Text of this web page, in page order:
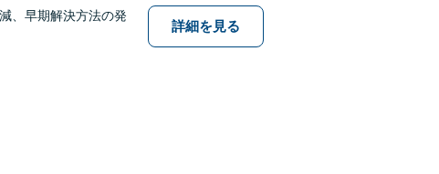
、早期解決方法の発
詳細を見る